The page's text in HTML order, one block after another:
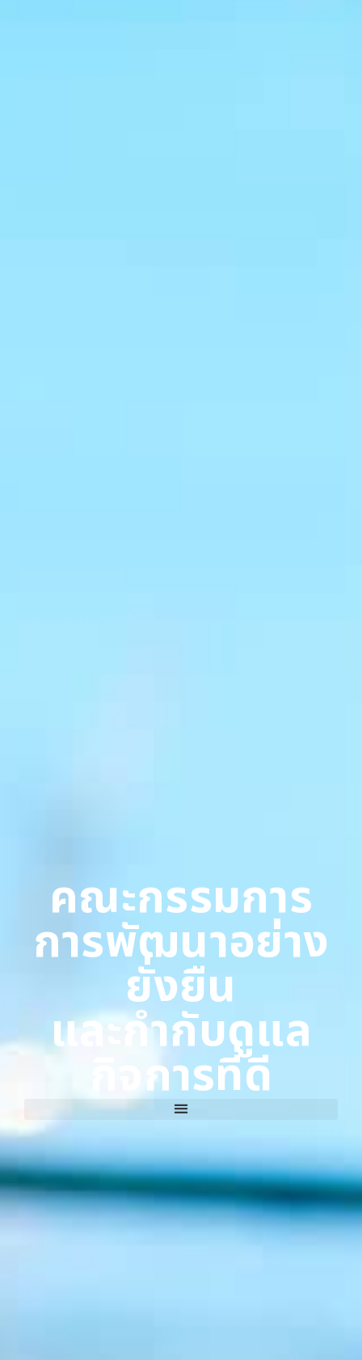
คณะกรรมการ
การพัฒนาอย่าง
ยั่งยืน
และกำกับดูแล
กิจการที่ดี